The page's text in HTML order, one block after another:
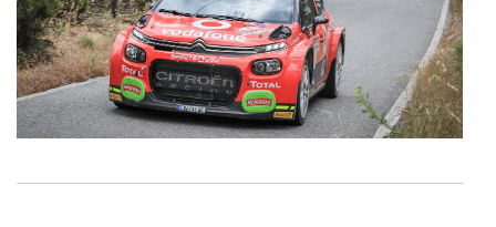
necessário no contexto dos serviços a prestar.
Realçamos que o bloqueio de certo tipo de Cookies e
tecnologias similares pode ter impacto na sua
experiência de navegação no Website e nos serviços